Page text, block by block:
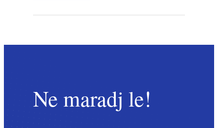
Ne maradj le!